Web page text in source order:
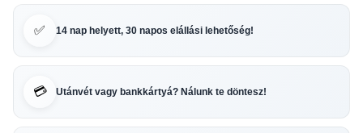
✅ 14 nap helyett, 30 napos elállási lehetőség!
💳 Utánvét vagy bankkártyá? Nálunk te döntesz!